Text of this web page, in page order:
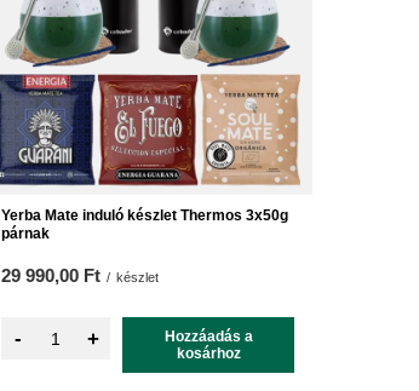
Yerba Mate induló készlet Thermos 3x50g
párnak
29 990,00 Ft / készlet
- +
Hozzáadás a
kosárhoz